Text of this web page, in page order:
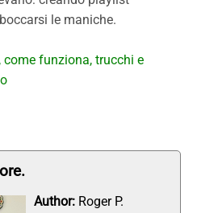
le maniche.
come funziona, trucchi e
Author: Roger P.